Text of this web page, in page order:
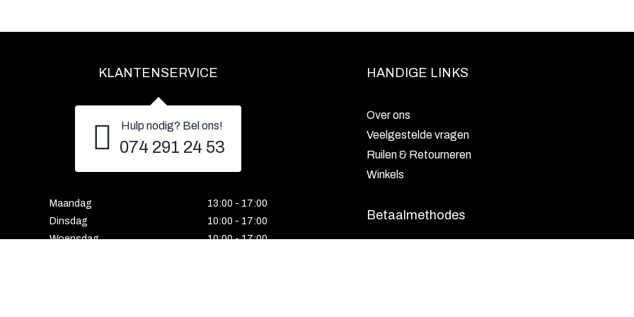
KLANTENSERVICE
Hulp nodig? Bel ons!
074 291 24 53
Maandag
13:00 - 17:00
Dinsdag
10:00 - 17:00
Woensdag
10:00 - 17:00
HANDIGE LINKS
Over ons
Veelgestelde vragen
Ruilen & Retourneren
Winkels
Betaalmethodes